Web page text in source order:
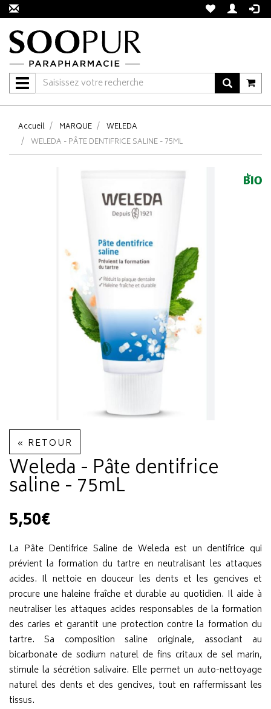
Navigation
Accueil MARQUE
WELEDA
WELEDA - PÂTE DENTIFRICE SALINE - 75ML
« RETOUR
Weleda - Pâte dentifrice
saline - 75mL
5,50€
La Pâte Dentifrice Saline de Weleda est un dentifrice qui
prévient la formation du tartre en neutralisant les attaques
acides. Il nettoie en douceur les dents et les gencives et
procure une haleine fraîche et durable au quotidien. Il aide à
neutraliser les attaques acides responsables de la formation
des caries et garantit une protection contre la formation du
tartre. Sa composition saline originale, associant au
bicarbonate de sodium naturel de fins critaux de sel marin,
stimule la sécrétion salivaire. Elle permet un auto-nettoyage
naturel des dents et des gencives, tout en raffermissant les
tissus.